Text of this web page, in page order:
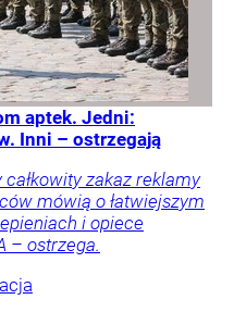
aptek. Jedni:
Inni – ostrzegają
całkowity zakaz reklamy
mówią o łatwiejszym
i opiece
– ostrzega.